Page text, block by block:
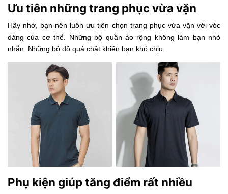
Ưu tiên những trang phục vừa vặn
Hãy nhớ, bạn nên luôn ưu tiên chọn trang phục vừa vặn với vóc
dáng của cơ thể. Những bộ quần áo rộng không làm bạn nhỏ
nhắn. Những bộ đồ quá chật khiến bạn khó chịu.
Phụ kiện giúp tăng điểm rất nhiều